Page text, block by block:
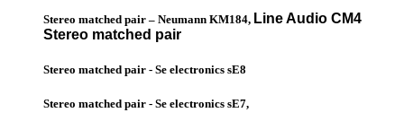
Stereo matched pair – Neumann KM184, Line Audio CM4
Stereo matched pair
Stereo matched pair - Se electronics sE8
Stereo matched pair - Se electronics sE7,